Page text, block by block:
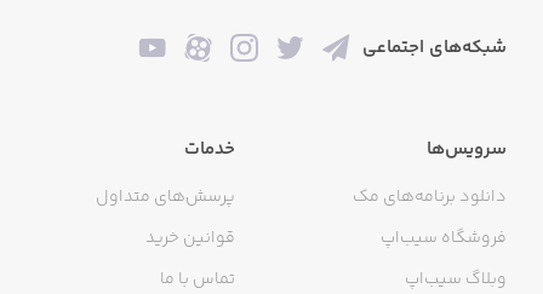
شبکه‌های اجتماعی
سرویس‌ها
دانلود برنامه‌های مک
فروشگاه سیب‌اپ
وبلاگ سیب‌اپ
خدمات
پرسش‌های متداول
قوانین خرید
تماس با ما